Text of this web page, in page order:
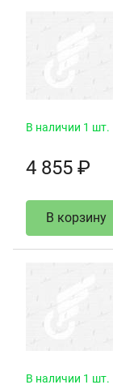
В наличии 1 шт.
4 855 ₽
В корзину
В наличии 1 шт.